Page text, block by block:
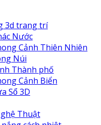
3d trang trí
Nước
Cảnh Thiên Nhiên
Núi
Thành phố
Cảnh Biển
Sổ 3D
Thuật